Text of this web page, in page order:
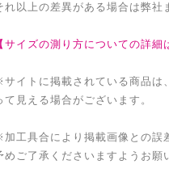
れ以上の差異がある場合は弊社
【サイズの測り方についての詳細
イトに掲載されている商品は
て見える場合がございます。
工具合により掲載画像との誤
めご了承くださいますようお願